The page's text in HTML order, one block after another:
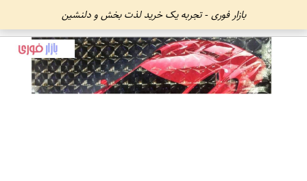
بازار فوری - تجربه یک خرید لذت بخش و دلنشین